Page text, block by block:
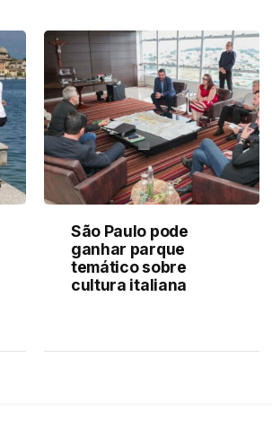
São Paulo pode
ganhar parque
temático sobre
cultura italiana